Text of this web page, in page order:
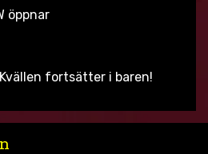
öppnar
fortsätter i baren!